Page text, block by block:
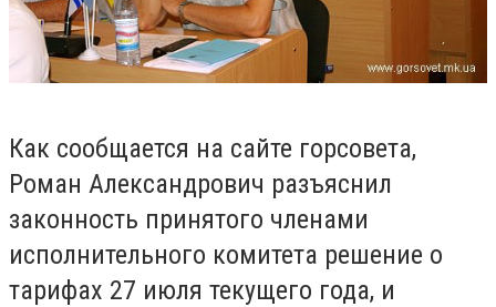
Как сообщается на сайте горсовета,
Роман Александрович разъяснил
законность принятого членами
исполнительного комитета решение о
тарифах 27 июля текущего года, и